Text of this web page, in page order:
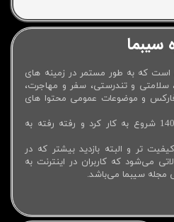
سیبما
است که به طور مستمر در زمینه های
سلامتی و تندرستی، سفر و مهاجرت،
و موضوعات عمومی محتوا های
مجله اینترنتی سیب ما از سال 1400 شروع به کار کرد و رفته رفته به
تر و البته بازدید بیشتر که در
می‌شود که کاربران در اینترنت به
مجله سیبما می‌باشد.